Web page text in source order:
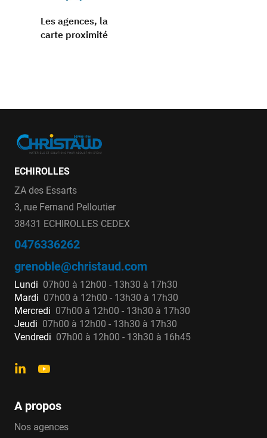
Les agences, la
carte proximité
ECHIROLLES
ZA des Essarts
3, rue Fernand Pelloutier
38431 ECHIROLLES CEDEX
0476336262
grenoble@christaud.com
Lundi 07h00 à 12h00 - 13h30 à 17h30
Mardi 07h00 à 12h00 - 13h30 à 17h30
Mercredi 07h00 à 12h00 - 13h30 à 17h30
Jeudi 07h00 à 12h00 - 13h30 à 17h30
Vendredi 07h00 à 12h00 - 13h30 à 16h45
A propos
Nos agences